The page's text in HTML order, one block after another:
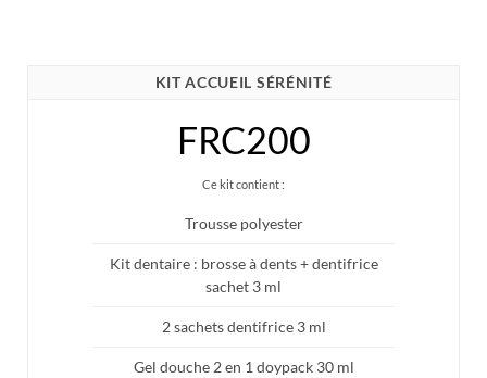
KIT ACCUEIL SÉRÉNITÉ
FRC200
Ce kit contient :
Trousse polyester
Kit dentaire : brosse à dents + dentifrice
sachet 3 ml
2 sachets dentifrice 3 ml
Gel douche 2 en 1 doypack 30 ml